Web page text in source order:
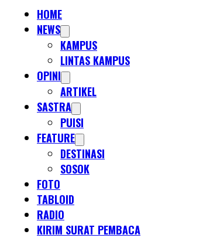
HOME
NEWS
KAMPUS
LINTAS KAMPUS
OPINI
ARTIKEL
SASTRA
PUISI
FEATURE
DESTINASI
SOSOK
FOTO
TABLOID
RADIO
KIRIM SURAT PEMBACA